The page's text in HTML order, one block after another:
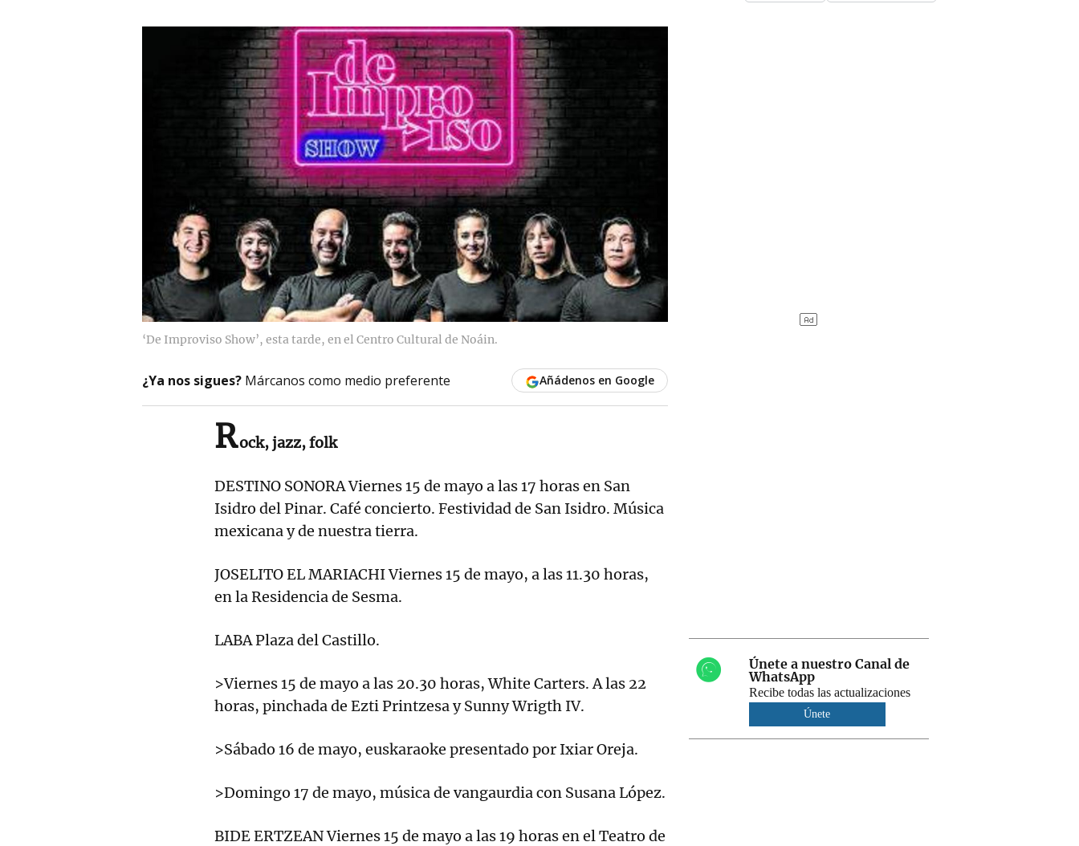
‘De Improviso Show’, esta tarde, en el Centro Cultural de Noáin.
¿Ya nos sigues? Márcanos como medio preferente Añádenos en Google
Rock, jazz, folk
DESTINO SONORA Viernes 15 de mayo a las 17 horas en San
Isidro del Pinar. Café concierto. Festividad de San Isidro. Música
mexicana y de nuestra tierra.
JOSELITO EL MARIACHI Viernes 15 de mayo, a las 11.30 horas,
en la Residencia de Sesma.
LABA Plaza del Castillo.
>Viernes 15 de mayo a las 20.30 horas, White Carters. A las 22
horas, pinchada de Ezti Printzesa y Sunny Wrigth IV.
>Sábado 16 de mayo, euskaraoke presentado por Ixiar Oreja.
>Domingo 17 de mayo, música de vangaurdia con Susana López.
BIDE ERTZEAN Viernes 15 de mayo a las 19 horas en el Teatro de
Únete a nuestro Canal de
WhatsApp
Recibe todas las actualizaciones
Únete